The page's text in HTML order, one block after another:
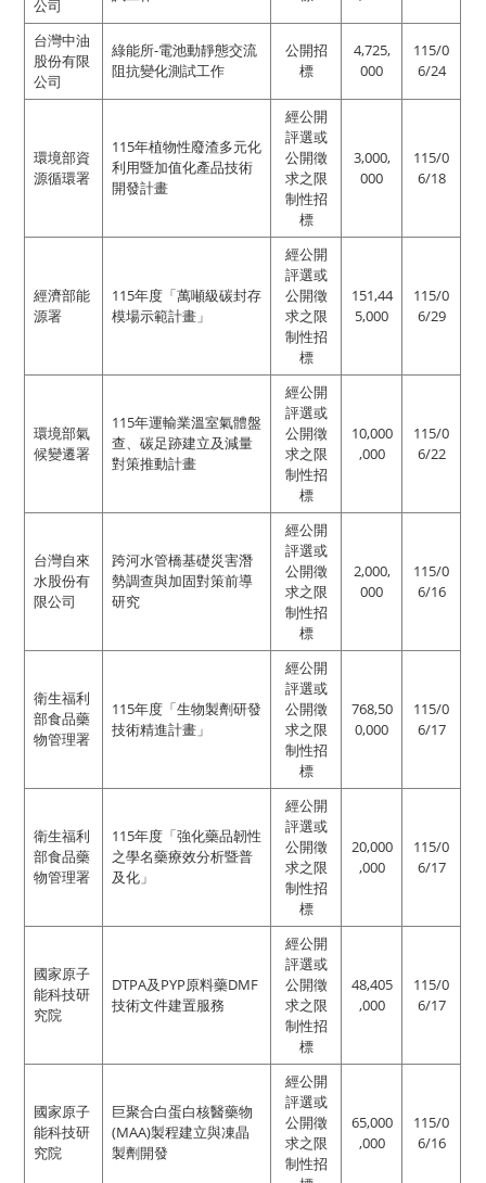
公司
台灣中油
股份有限
公司
綠能所-電池動靜態交流
阻抗變化測試工作
公開招
標
4,725,
000
115/0
6/24
環境部資
源循環署
115年植物性廢渣多元化
利用暨加值化產品技術
開發計畫
經公開
評選或
公開徵
求之限
制性招
標
3,000,
000
115/0
6/18
經濟部能
源署
115年度「萬噸級碳封存
模場示範計畫」
經公開
評選或
公開徵
求之限
制性招
標
151,44
5,000
115/0
6/29
環境部氣
候變遷署
115年運輸業溫室氣體盤
查、碳足跡建立及減量
對策推動計畫
經公開
評選或
公開徵
求之限
制性招
標
10,000
,000
115/0
6/22
台灣自來
水股份有
限公司
跨河水管橋基礎災害潛
勢調查與加固對策前導
研究
經公開
評選或
公開徵
求之限
制性招
標
2,000,
000
115/0
6/16
衛生福利
部食品藥
物管理署
115年度「生物製劑研發
技術精進計畫」
經公開
評選或
公開徵
求之限
制性招
標
768,50
0,000
115/0
6/17
衛生福利
部食品藥
物管理署
115年度「強化藥品韌性
之學名藥療效分析暨普
及化」
經公開
評選或
公開徵
求之限
制性招
標
20,000
,000
115/0
6/17
國家原子
能科技研
究院
DTPA及PYP原料藥DMF
技術文件建置服務
經公開
評選或
公開徵
求之限
制性招
標
48,405
,000
115/0
6/17
國家原子
能科技研
究院
巨聚合白蛋白核醫藥物
(MAA)製程建立與凍晶
製劑開發
經公開
評選或
公開徵
求之限
制性招
65,000
,000
115/0
6/16